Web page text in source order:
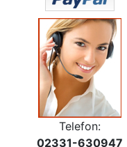
Telefon:
02331-630947